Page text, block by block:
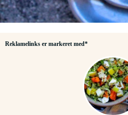
Reklamelinks er markeret med*